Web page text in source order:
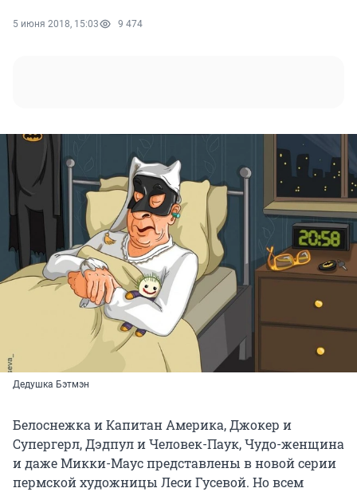
5 июня 2018, 15:03 9 474
Дедушка Бэтмэн
Белоснежка и Капитан Америка, Джокер и
Супергерл, Дэдпул и Человек-Паук, Чудо-женщина
и даже Микки-Маус представлены в новой серии
пермской художницы Леси Гусевой. Но всем